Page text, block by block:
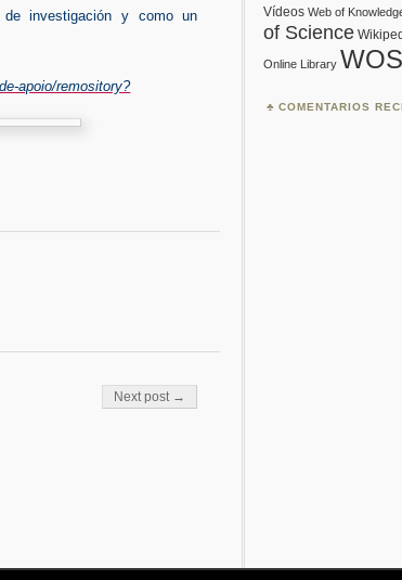
investigación y como un
apoio/remository?
Next post →
Vídeos Web of
of Science
Online Library WOS
COMENTARIOS